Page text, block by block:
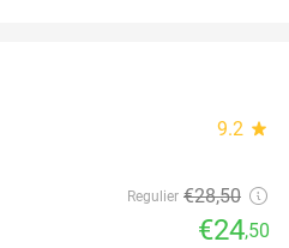
9.2 star
Regulier €28,50
€24,50